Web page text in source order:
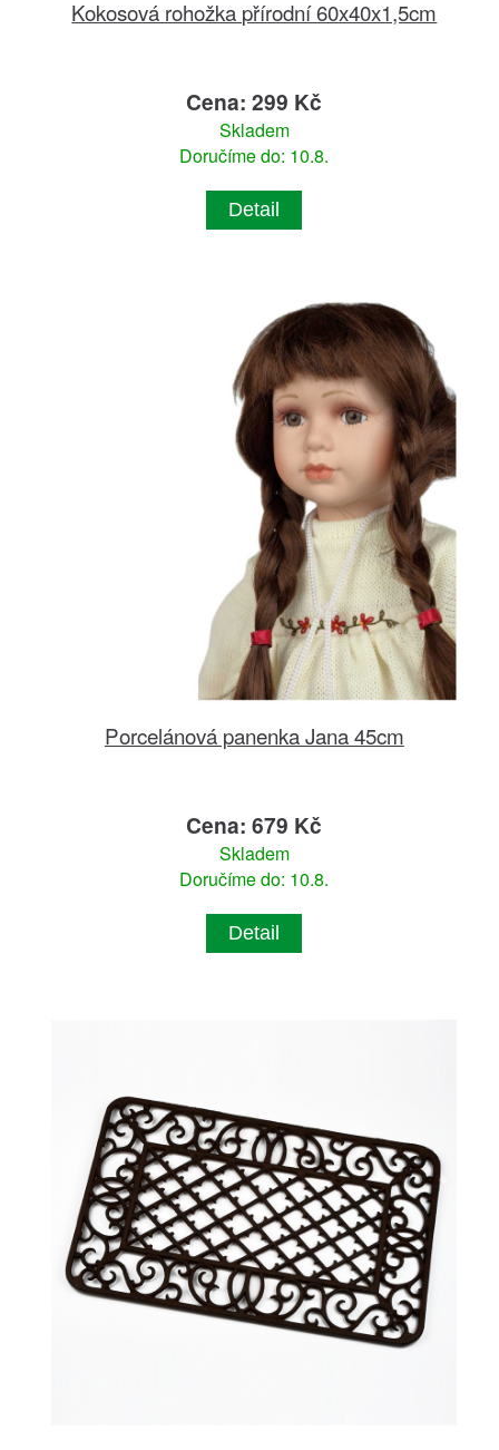
Kokosová rohožka přírodní 60x40x1,5cm
Cena: 299 Kč
Skladem
Doručíme do: 10.8.
Detail
Porcelánová panenka Jana 45cm
Cena: 679 Kč
Skladem
Doručíme do: 10.8.
Detail